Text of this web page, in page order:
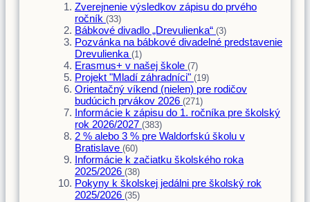
Zverejnenie výsledkov zápisu do prvého
ročník (33)
Bábkové divadlo „Drevulienka“ (3)
Pozvánka na bábkové divadelné predstavenie
Drevulienka (1)
Erasmus+ v našej škole (7)
Projekt "Mladí záhradníci" (19)
Orientačný víkend (nielen) pre rodičov
budúcich prvákov 2026 (271)
Informácie k zápisu do 1. ročníka pre školský
rok 2026/2027 (383)
2 % alebo 3 % pre Waldorfskú školu v
Bratislave (60)
Informácie k začiatku školského roka
2025/2026 (38)
Pokyny k školskej jedálni pre školský rok
2025/2026 (35)